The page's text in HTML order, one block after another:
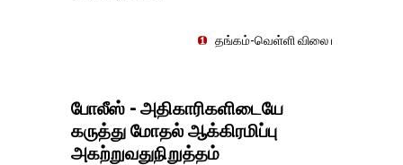
தங்கம்-வெள்ளி விலை மாற்றமின்றிதொடர்கிறது..
போலீஸ் - அதிகாரிகளிடையே
கருத்து மோதல் ஆக்கிரமிப்பு
அகற்றுவதுநிறுத்தம்